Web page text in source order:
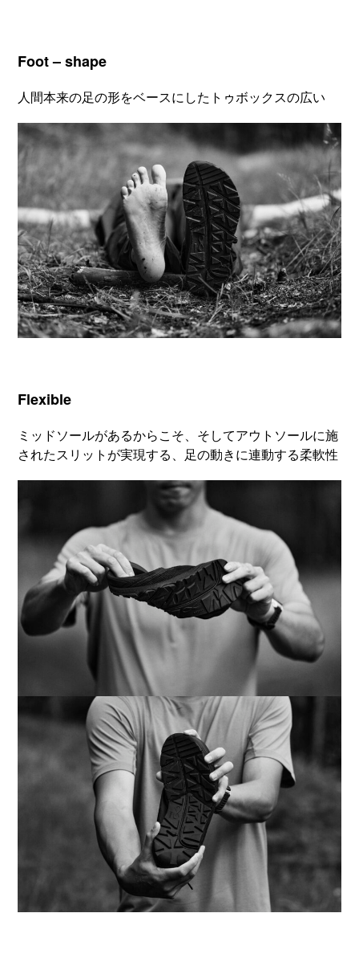
Foot – shape
人間本来の足の形をベースにしたトゥボックスの広い
Flexible
ミッドソールがあるからこそ、そしてアウトソールに施
されたスリットが実現する、足の動きに連動する柔軟性